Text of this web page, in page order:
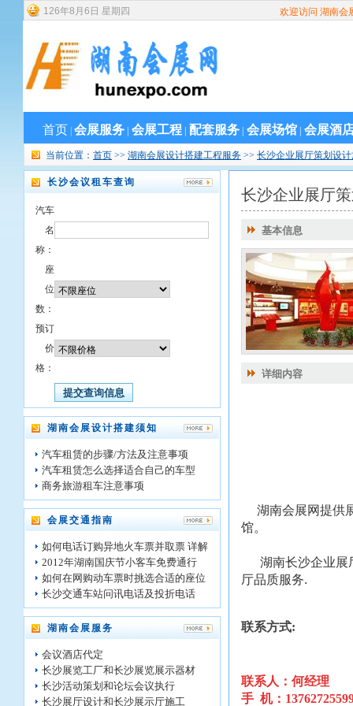
126年8 月 6 日 星期四 欢迎访问 湖南会
首页 会展服务 会展工程 配套服务 会展场馆 会展酒
当前位置： 首页 >> 湖南会展设计搭建工程服务 >> 长沙企业展厅策划设
长沙会议租车查询
汽车
名
称：
座
位
数：
预订
价
格：
湖南会展设计搭建须知
汽车租赁的步骤/方法及注意事项
汽车租赁怎么选择适合自己的车型
商务旅游租车注意事项
会展交通指南
如何电话订购异地火车票并取票 详解
2012年湖南国庆节小客车免费通行
如何在网购动车票时挑选合适的座位
长沙交通车站问讯电话及投折电话
湖南会展服务
会议酒店代定
长沙展览工厂和长沙展览展示器材
长沙活动策划和论坛会议执行
长沙展厅设计和长沙展示厅施工
长沙企业展厅
基本信息
详细内容
湖南会展网提供
馆。
湖南长沙企业展
厅品质服务.
联系方式:
联系人：何经理
手 机：